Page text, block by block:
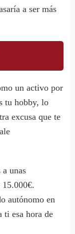
a ser más
un activo por
tu hobby, lo
excusa que te
unas
15.000€.
autónomo en
ti esa hora de